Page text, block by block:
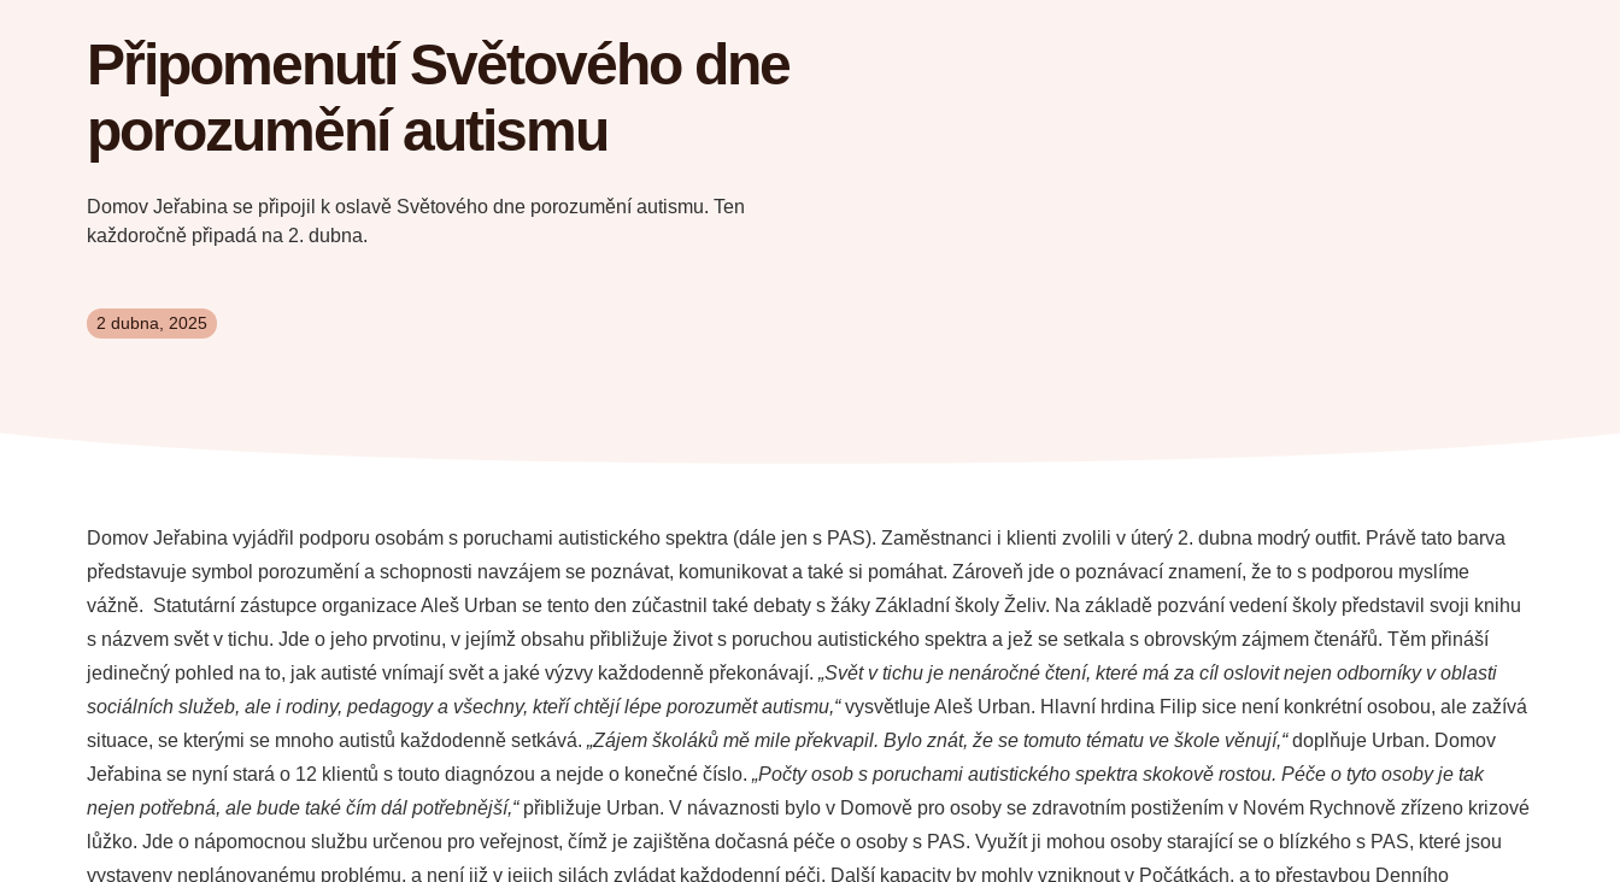
Připomenutí Světového dne
porozumění autismu
Domov Jeřabina se připojil k oslavě Světového dne porozumění autismu. Ten
každoročně připadá na 2. dubna.
2 dubna, 2025
Domov Jeřabina vyjádřil podporu osobám s poruchami autistického spektra (dále jen s PAS). Zaměstnanci i klienti zvolili v úterý 2. dubna modrý outfit. Právě tato barva
představuje symbol porozumění a schopnosti navzájem se poznávat, komunikovat a také si pomáhat. Zároveň jde o poznávací znamení, že to s podporou myslíme
vážně. Statutární zástupce organizace Aleš Urban se tento den zúčastnil také debaty s žáky Základní školy Želiv. Na základě pozvání vedení školy představil svoji knihu
s názvem svět v tichu. Jde o jeho prvotinu, v jejímž obsahu přibližuje život s poruchou autistického spektra a jež se setkala s obrovským zájmem čtenářů. Těm přináší
jedinečný pohled na to, jak autisté vnímají svět a jaké výzvy každodenně překonávají. „Svět v tichu je nenáročné čtení, které má za cíl oslovit nejen odborníky v oblasti
sociálních služeb, ale i rodiny, pedagogy a všechny, kteří chtějí lépe porozumět autismu,“vysvětluje Aleš Urban. Hlavní hrdina Filip sice není konkrétní osobou, ale zažívá
situace, se kterými se mnoho autistů každodenně setkává. „Zájem školáků mě mile překvapil. Bylo znát, že se tomuto tématu ve škole věnují,“doplňuje Urban. Domov
Jeřabina se nyní stará o 12 klientů s touto diagnózou a nejde o konečné číslo. „Počty osob s poruchami autistického spektra skokově rostou. Péče o tyto osoby je tak
nejen potřebná, ale bude také čím dál potřebnější,“přibližuje Urban. V návaznosti bylo v Domově pro osoby se zdravotním postižením v Novém Rychnově zřízeno krizové
lůžko. Jde o nápomocnou službu určenou pro veřejnost, čímž je zajištěna dočasná péče o osoby s PAS. Využít ji mohou osoby starající se o blízkého s PAS, které jsou
vystaveny neplánovanému problému, a není již v jejich silách zvládat každodenní péči. Další kapacity by mohly vzniknout v Počátkách, a to přestavbou Denního